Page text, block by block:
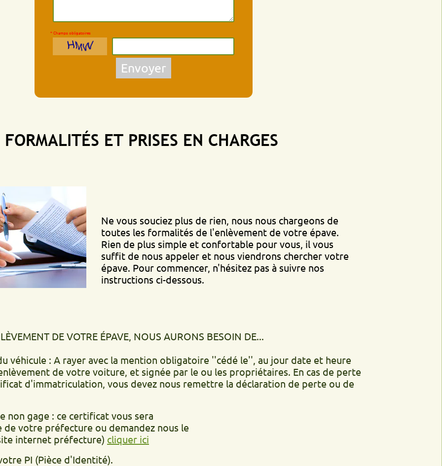
* Champs obligatoires
Envoyer
ET PRISES EN CHARGES
Ne vous souciez plus de rien, nous nous chargeons de
toutes les formalités de l'enlèvement de votre épave.
Rien de plus simple et confortable pour vous, il vous
suffit de nous appeler et nous viendrons chercher votre
épave. Pour commencer, n'hésitez pas à suivre nos
instructions ci-dessous.
DE VOTRE ÉPAVE, NOUS AURONS BESOIN DE...
: A rayer avec la mention obligatoire ''cédé le'', au jour date et heure
de votre voiture, et signée par le ou les propriétaires. En cas de perte
vous devez nous remettre la déclaration de perte ou de
: ce certificat vous sera
préfecture ou demandez nous le
préfecture)cliquer ici
d'Identité).